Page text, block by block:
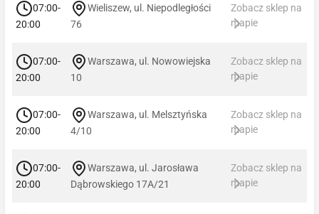
07:00-
20:00
Wieliszew, ul. Niepodległości
76
Zobacz sklep na
mapie
07:00-
20:00
Warszawa, ul. Nowowiejska
10
Zobacz sklep na
mapie
07:00-
20:00
Warszawa, ul. Melsztyńska
4/10
Zobacz sklep na
mapie
07:00-
20:00
Warszawa, ul. Jarosława
Dąbrowskiego 17A/21
Zobacz sklep na
mapie